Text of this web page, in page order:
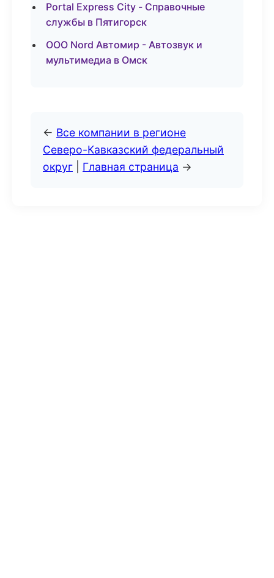
Portal Express City - Справочные
службы в Пятигорск
ООО Nord Автомир - Автозвук и
мультимедиа в Омск
← Все компании в регионе
Северо-Кавказский федеральный
округ
Главная страница →